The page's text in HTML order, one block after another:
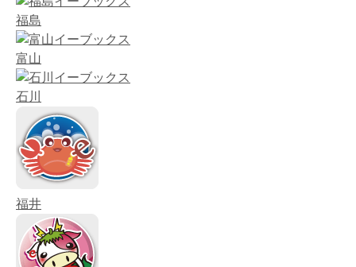
福島
富山
石川
福井